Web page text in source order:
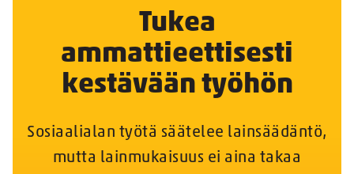
Tukea
ammattieettisesti
kestävään työhön
Sosiaalialan työtä säätelee lainsäädäntö,
mutta lainmukaisuus ei aina takaa